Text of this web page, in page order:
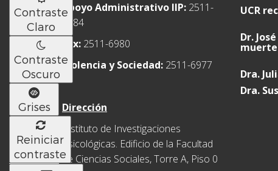
Contraste
Claro
Contraste
Oscuro
Grises
Reiniciar
contraste
Apoyo Administrativo IIP: 2511-
6984
Fax: 2511-6980
Violencia y Sociedad: 2511-6977
Dirección
Instituto de Investigaciones
Psicológicas. Edificio de la Facultad
de Ciencias Sociales, Torre A, Piso 0
UCR
Dr.
Dra.
Dra.